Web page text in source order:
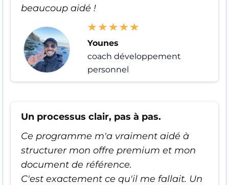
beaucoup aidé !
Younes
coach développement
personnel
Un processus clair, pas à pas.
Ce programme m'a vraiment aidé à
structurer mon offre premium et mon
document de référence.
C'est exactement ce qu'il me fallait. Un